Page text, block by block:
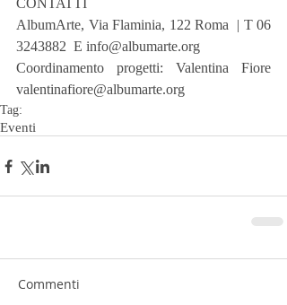
CONTATTI
AlbumArte, Via Flaminia, 122 Roma  | T 06
3243882  E info@albumarte.org
Coordinamento progetti: Valentina Fiore
valentinafiore@albumarte.org
Tag:
Eventi
Commenti